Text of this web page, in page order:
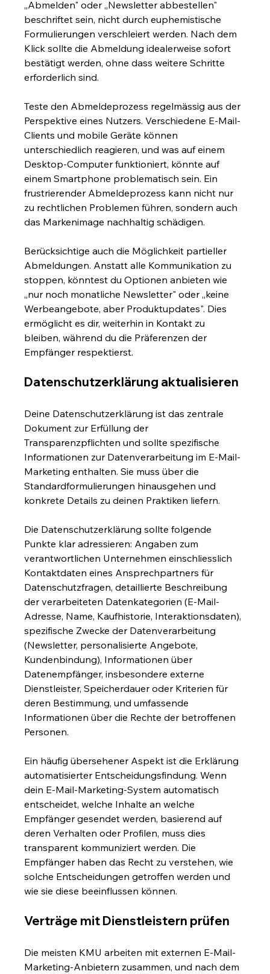
„Abmelden" oder „Newsletter abbestellen"
beschriftet sein, nicht durch euphemistische
Formulierungen verschleiert werden. Nach dem
Klick sollte die Abmeldung idealerweise sofort
bestätigt werden, ohne dass weitere Schritte
erforderlich sind.
Teste den Abmeldeprozess regelmässig aus der
Perspektive eines Nutzers. Verschiedene E-Mail-
Clients und mobile Geräte können
unterschiedlich reagieren, und was auf einem
Desktop-Computer funktioniert, könnte auf
einem Smartphone problematisch sein. Ein
frustrierender Abmeldeprozess kann nicht nur
zu rechtlichen Problemen führen, sondern auch
das Markenimage nachhaltig schädigen.
Berücksichtige auch die Möglichkeit partieller
Abmeldungen. Anstatt alle Kommunikation zu
stoppen, könntest du Optionen anbieten wie
„nur noch monatliche Newsletter" oder „keine
Werbeangebote, aber Produktupdates". Dies
ermöglicht es dir, weiterhin in Kontakt zu
bleiben, während du die Präferenzen der
Empfänger respektierst.
Datenschutzerklärung aktualisieren
Deine Datenschutzerklärung ist das zentrale
Dokument zur Erfüllung der
Transparenzpflichten und sollte spezifische
Informationen zur Datenverarbeitung im E-Mail-
Marketing enthalten. Sie muss über die
Standardformulierungen hinausgehen und
konkrete Details zu deinen Praktiken liefern.
Die Datenschutzerklärung sollte folgende
Punkte klar adressieren: Angaben zum
verantwortlichen Unternehmen einschliesslich
Kontaktdaten eines Ansprechpartners für
Datenschutzfragen, detaillierte Beschreibung
der verarbeiteten Datenkategorien (E-Mail-
Adresse, Name, Kaufhistorie, Interaktionsdaten),
spezifische Zwecke der Datenverarbeitung
(Newsletter, personalisierte Angebote,
Kundenbindung), Informationen über
Datenempfänger, insbesondere externe
Dienstleister, Speicherdauer oder Kriterien für
deren Bestimmung, und umfassende
Informationen über die Rechte der betroffenen
Personen.
Ein häufig übersehener Aspekt ist die Erklärung
automatisierter Entscheidungsfindung. Wenn
dein E-Mail-Marketing-System automatisch
entscheidet, welche Inhalte an welche
Empfänger gesendet werden, basierend auf
deren Verhalten oder Profilen, muss dies
transparent kommuniziert werden. Die
Empfänger haben das Recht zu verstehen, wie
solche Entscheidungen getroffen werden und
wie sie diese beeinflussen können.
Verträge mit Dienstleistern prüfen
Die meisten KMU arbeiten mit externen E-Mail-
Marketing-Anbietern zusammen, und nach dem